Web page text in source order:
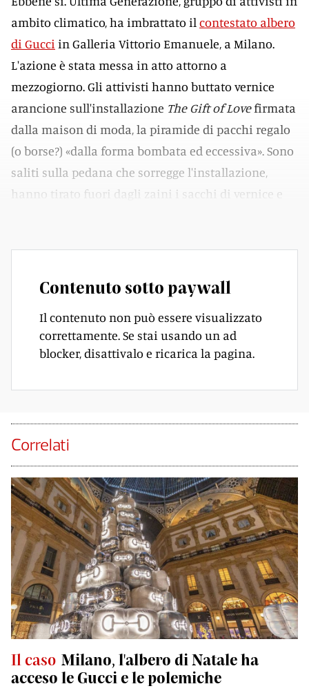
ambito climatico, ha imbrattato il contestato albero
di Gucci in Galleria Vittorio Emanuele, a Milano.
L'azione è stata messa in atto attorno a
mezzogiorno. Gli attivisti hanno buttato vernice
arancione sull'installazione The Gift of Lovefirmata
dalla maison di moda, la piramide di pacchi regalo
(o borse?) «dalla forma bombata ed eccessiva». Sono
saliti sulla pedana che sorregge l'installazione,
hanno tirato fuori dagli zaini i sacchi di vernice e
Contenuto sotto paywall
Il contenuto non può essere visualizzato
correttamente. Se stai usando un ad
blocker, disattivalo e ricarica la pagina.
Correlati
Il caso Milano, l'albero di Natale ha
acceso le Gucci e le polemiche